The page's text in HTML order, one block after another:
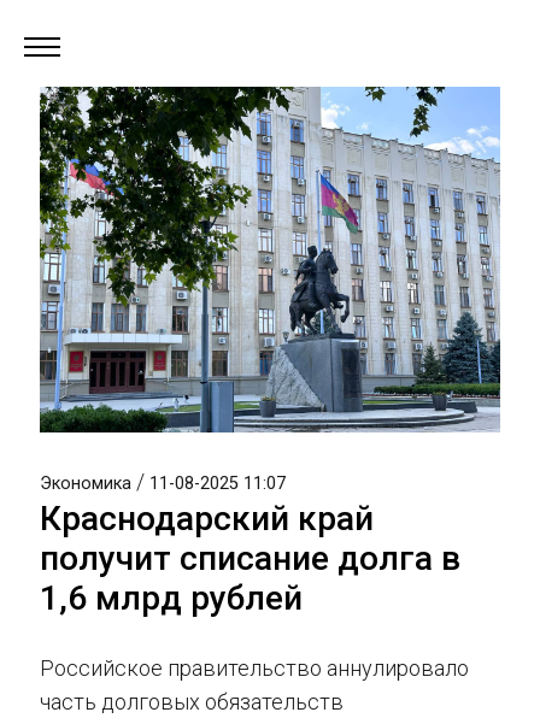
Экономика / 11-08-2025 11:07
Краснодарский край
получит списание долга в
1,6 млрд рублей
Российское правительство аннулировало
часть долговых обязательств